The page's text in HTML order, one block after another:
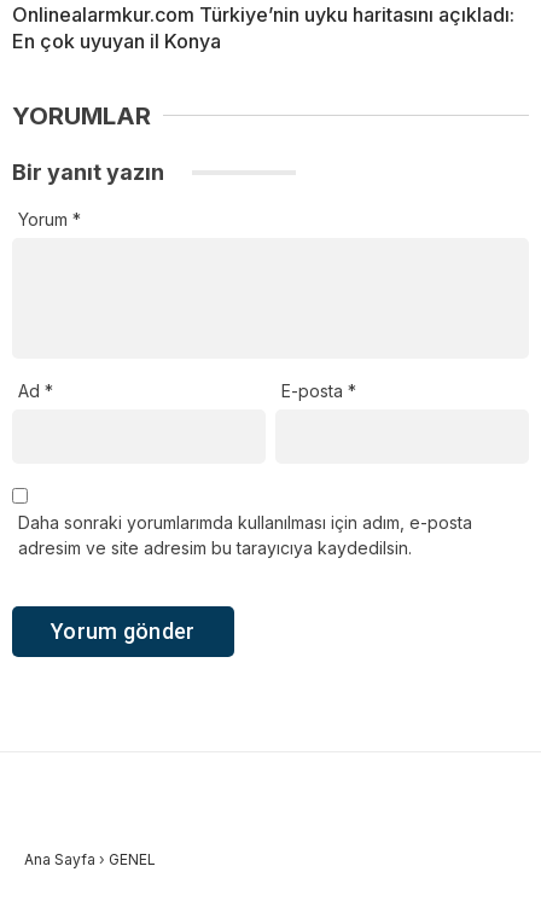
Onlinealarmkur.com Türkiye’nin uyku haritasını açıkladı:
En çok uyuyan il Konya
YORUMLAR
Bir yanıt yazın
Yorum *
Ad * E-posta*
Daha sonraki yorumlarımda kullanılması için adım, e-posta
adresim ve site adresim bu tarayıcıya kaydedilsin.
Ana Sayfa › GENEL